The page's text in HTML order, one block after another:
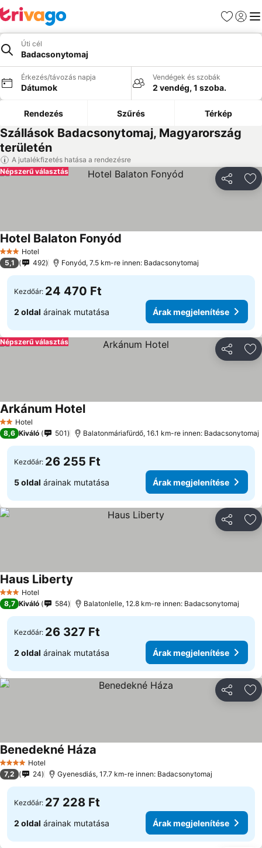
Kedvencek
Úti cél
Badacsonytomaj
Érkezés/távozás napja
Dátumok
Vendégek és szobák
2 vendég, 1 szoba.
Rendezés Szűrés Térkép
Szállások Badacsonytomaj, Magyarország
területén
A jutalékfizetés hatása a rendezésre
Népszerű választás
3 Kategória
Hotel
Hotel Balaton Fonyód
5,1 492 Fonyód, 7.5 km-re innen: Badacsonytomaj
Kezdőár: 24 470 Ft
2 oldal árainak mutatása Árak megjelenítése
Népszerű választás
2 Kategória
Hotel
Arkánum Hotel
8,6 Kiváló 501 Balatonmáriafürdő, 16.1 km-re innen: Badacsonytomaj
Kezdőár: 26 255 Ft
5 oldal árainak mutatása Árak megjelenítése
3 Kategória
Hotel
Haus Liberty
8,7 Kiváló 584 Balatonlelle, 12.8 km-re innen: Badacsonytomaj
Kezdőár: 26 327 Ft
2 oldal árainak mutatása Árak megjelenítése
4 KategóriaHotel
Benedekné Háza
7,2 24 Gyenesdiás, 17.7 km-re innen: Badacsonytomaj
Kezdőár: 27 228 Ft
2 oldal árainak mutatása Árak megjelenítése